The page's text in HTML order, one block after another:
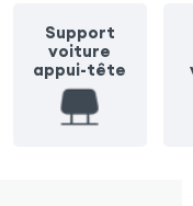
Support
voiture
appui-tête